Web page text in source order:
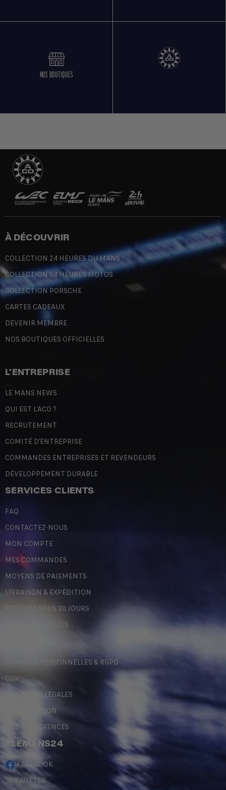
NOS BOUTIQUES
À DÉCOUVRIR
COLLECTION 24 HEURES DU MANS
COLLECTION 24 HEURES MOTOS
COLLECTION PORSCHE
CARTES CADEAUX
DEVENIR MEMBRE
NOS BOUTIQUES OFFICIELLES
L'ENTREPRISE
LE MANS NEWS
QUI EST L'ACO ?
RECRUTEMENT
COMITÉ D'ENTREPRISE
COMMANDES ENTREPRISES ET REVENDEURS
DÉVELOPPEMENT DURABLE
SERVICES CLIENTS
FAQ
CONTACTEZ-NOUS
MON COMPTE
MES COMMANDES
MOYENS DE PAIEMENTS
LIVRAISON & EXPÉDITION
RETOURS SOUS 30 JOURS
GUIDE DES TAILLES
DONNÉES PERSONNELLES & RGPD
CGV
MENTIONS LÉGALES
CONTREFAÇON
MES PRÉFÉRENCES
#LEMANS24
FACEBOOK
TWITTER